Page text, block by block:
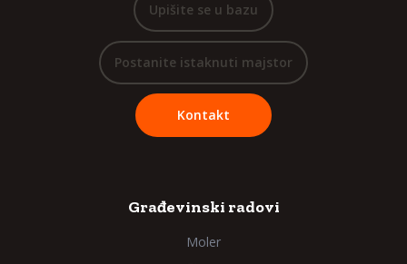
Upišite se u bazu
Postanite istaknuti majstor
Kontakt
Građevinski radovi
Moler